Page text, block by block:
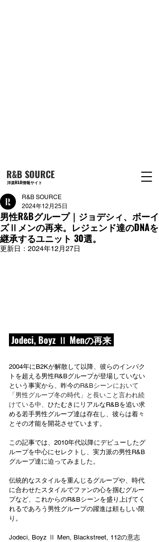
R&B SOURCE
洋楽R&B情報サイト
男性R&Bグループ｜ジョデシィ、ボーイ
ズⅡメンの再来。レジェンド達のDNAを
継承するユニット 30選。
R&B SOURCE
2024年12月25日
更新日： 2024年12月27日
Jodeci, Boyz Ⅱ Menの再来
2004年にB2Kが解散して以降、彼らのインパク
トを超える男性R&Bグループが登場していない
という事実から、昨今のR&Bシーンにおいて
「男性グループ冬の時代」と長いこと言われ続
けている中、 ひたむきにリアルなR&Bを追い求
める若手男性グループ達は存在し、彼らは着々
とその才能を開花させています。
この記事では、2010年代以降にデビューしたグ
ループを中心にセレクトし、実力派の男性R&B
グループ達に迫ってみました。
伝統的なスタイルを重んじるグループや、時代
に合わせたスタイルでファンの心を掴むグルー
プなど、これからのR&Bシーンを盛り上げてく
れるであろう男性グループの躍進は頼もしい限
り。
Jodeci, Boyz Ⅱ Men, Blackstreet, 112の意志